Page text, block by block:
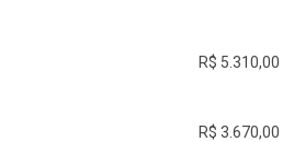
R$ 5.310,00
R$ 3.670,00